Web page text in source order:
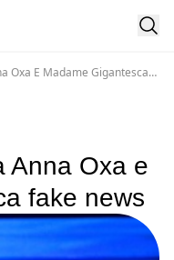
Oxa E Madame Gigantesca
Anna Oxa e
fake news